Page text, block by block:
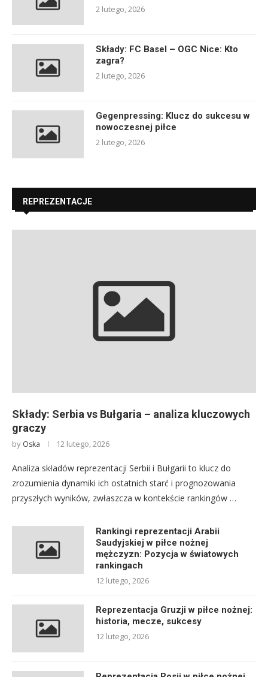
2 lutego, 2026
Składy: FC Basel – OGC Nice: Kto
zagra?
2 lutego, 2026
Gegenpressing: Klucz do sukcesu w
nowoczesnej piłce
2 lutego, 2026
REPREZENTACJE
Składy: Serbia vs Bułgaria – analiza kluczowych
graczy
by Oska 12 lutego, 2026
Analiza składów reprezentacji Serbii i Bułgarii to klucz do
zrozumienia dynamiki ich ostatnich starć i prognozowania
przyszłych wyników, zwłaszcza w kontekście rankingów …
Rankingi reprezentacji Arabii
Saudyjskiej w piłce nożnej
mężczyzn: Pozycja w światowych
rankingach
12 lutego, 2026
Reprezentacja Gruzji w piłce nożnej:
historia, mecze, sukcesy
12 lutego, 2026